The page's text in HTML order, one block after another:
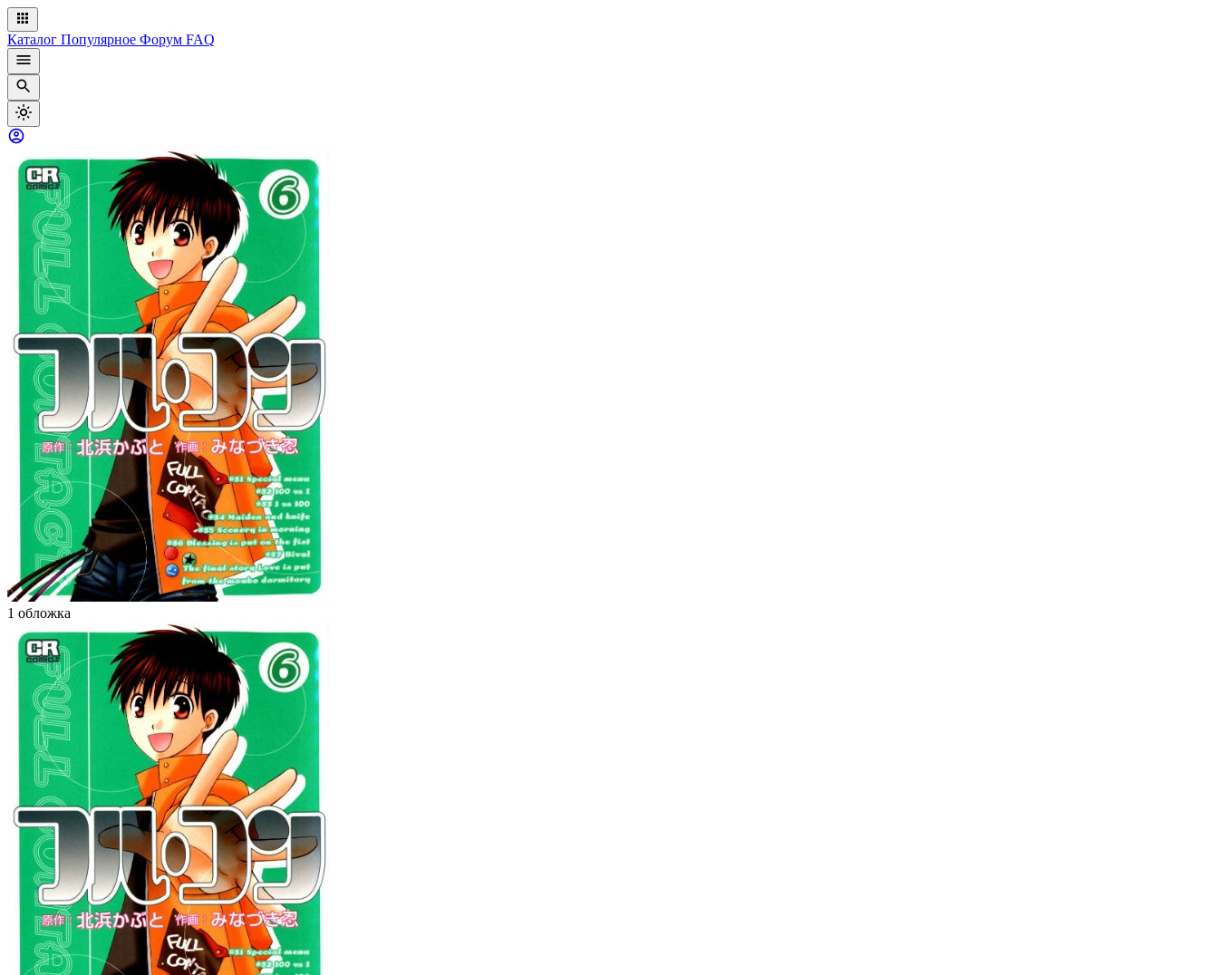
Каталог Популярное Форум FAQ
1 обложка